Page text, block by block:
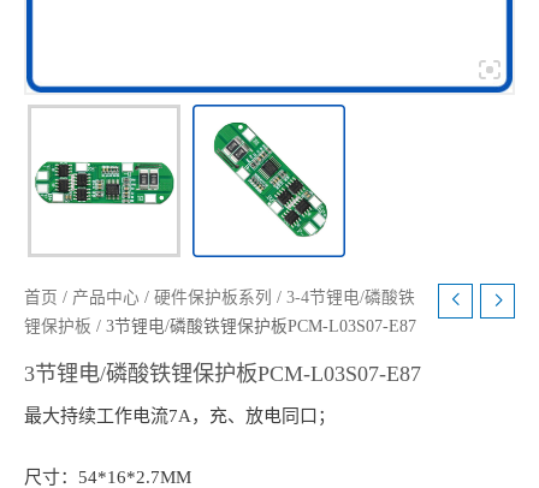
首页 / 产品中心 / 硬件保护板系列 / 3-4节锂电/磷酸铁
锂保护板 / 3节锂电/磷酸铁锂保护板PCM-L03S07-E87
3节锂电/磷酸铁锂保护板PCM-L03S07-E87
最大持续工作电流7A，充、放电同口；
尺寸：54*16*2.7MM